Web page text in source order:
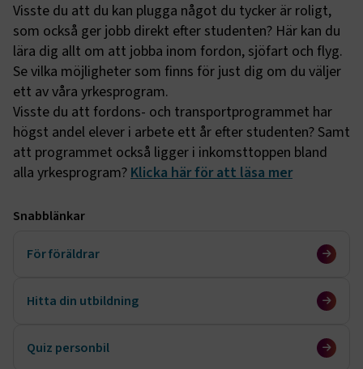
Visste du att du kan plugga något du tycker är roligt,
som också ger jobb direkt efter studenten? Här kan du
lära dig allt om att jobba inom fordon, sjöfart och flyg.
Se vilka möjligheter som finns för just dig om du väljer
ett av våra yrkesprogram.
Visste du att fordons- och transportprogrammet har
högst andel elever i arbete ett år efter studenten? Samt
att programmet också ligger i inkomsttoppen bland
alla yrkesprogram?Klicka här för att läsa mer
Snabblänkar
För föräldrar
Hitta din utbildning
Quiz personbil